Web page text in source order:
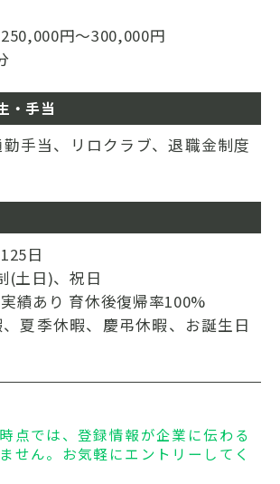
円～300,000円
・手当
手当、リロクラブ、退職金制度
日
(土日)、祝日
績あり 育休後復帰率100%
夏季休暇、慶弔休暇、お誕生日
点では、登録情報が企業に伝わる
せん。お気軽にエントリーしてく